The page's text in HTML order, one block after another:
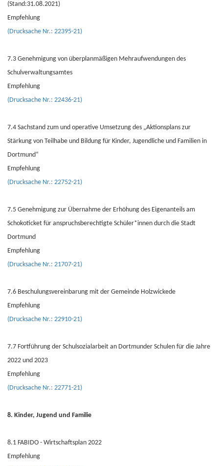
(Stand:31.08.2021)
Empfehlung
(Drucksache Nr.: 22395-21)
7.3 Genehmigung von überplanmäßigen Mehraufwendungen des
Schulverwaltungsamtes
Empfehlung
(Drucksache Nr.: 22436-21)
7.4 Sachstand zum und operative Umsetzung des „Aktionsplans zur
Stärkung von Teilhabe und Bildung für Kinder, Jugendliche und Familien in
Dortmund“
Empfehlung
(Drucksache Nr.: 22752-21)
7.5 Genehmigung zur Übernahme der Erhöhung des Eigenanteils am
Schokoticket für anspruchsberechtigte Schüler*innen durch die Stadt
Dortmund
Empfehlung
(Drucksache Nr.: 21707-21)
7.6 Beschulungsvereinbarung mit der Gemeinde Holzwickede
Empfehlung
(Drucksache Nr.: 22910-21)
7.7 Fortführung der Schulsozialarbeit an Dortmunder Schulen für die Jahre
2022 und 2023
Empfehlung
(Drucksache Nr.: 22771-21)
8. Kinder, Jugend und Familie
8.1 FABIDO - Wirtschaftsplan 2022
Empfehlung